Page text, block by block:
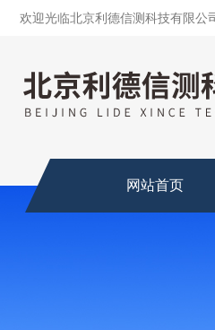
欢迎光临北京利德信测科技有限公
网站首页